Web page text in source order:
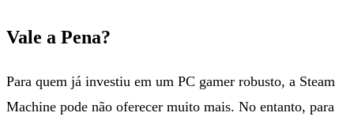
Vale a Pena?
Para quem já investiu em um PC gamer robusto, a Steam
Machine pode não oferecer muito mais. No entanto, para